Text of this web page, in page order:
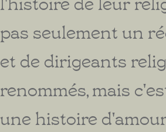
pas seulement un
et de dirigeants
renommés, mais
une histoire